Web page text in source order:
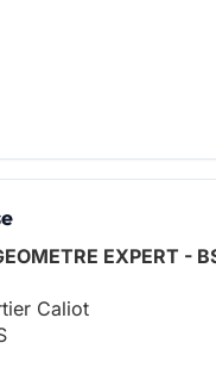
EXPERT -
Caliot